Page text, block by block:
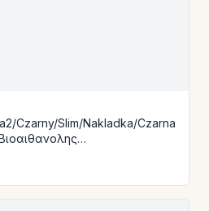
Czarny/Slim/Nakladka/Czarna